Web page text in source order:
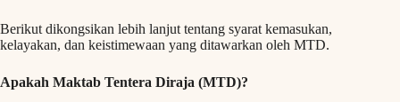
Berikut dikongsikan lebih lanjut tentang syarat kemasukan,
kelayakan, dan keistimewaan yang ditawarkan oleh MTD.
Apakah Maktab Tentera Diraja (MTD)?